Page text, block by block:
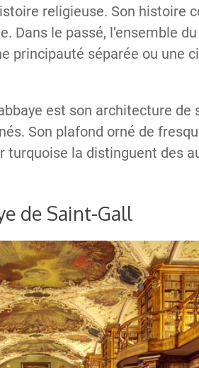
religieuse. Son histoire
Dans le passé, l’ensemble
principauté séparée ou une
est son architecture de
Son plafond orné de
turquoise la distinguent des
de Saint-Gall